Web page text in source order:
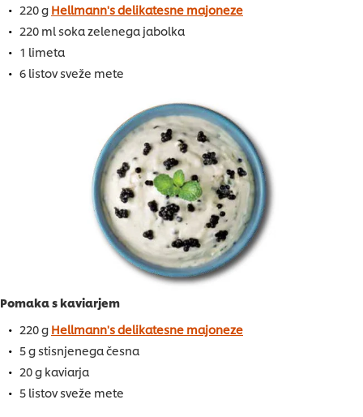
220 g Hellmann's delikatesne majoneze
220 ml soka zelenega jabolka
1 limeta
6 listov sveže mete
Pomaka s kaviarjem
220 g Hellmann's delikatesne majoneze
5 g stisnjenega česna
20 g kaviarja
5 listov sveže mete